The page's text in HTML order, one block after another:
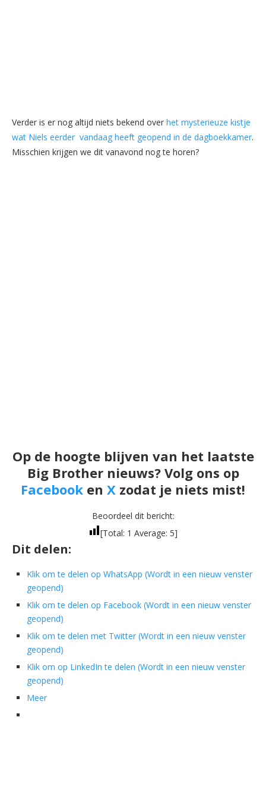
Verder is er nog altijd niets bekend over het mysterieuze kistje
wat Niels eerder vandaag heeft geopend in de dagboekkamer.
Misschien krijgen we dit vanavond nog te horen?
Op de hoogte blijven van het laatste
Big Brother nieuws? Volg ons op
Facebook en X zodat je niets mist!
Beoordeel dit bericht:
[Total: 1 Average: 5]
Dit delen:
Klik om te delen op WhatsApp (Wordt in een nieuw venster
geopend)
Klik om te delen op Facebook (Wordt in een nieuw venster
geopend)
Klik om te delen met Twitter (Wordt in een nieuw venster
geopend)
Klik om op LinkedIn te delen (Wordt in een nieuw venster
geopend)
Meer